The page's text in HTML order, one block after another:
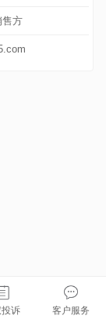
售方
诉 客户服务